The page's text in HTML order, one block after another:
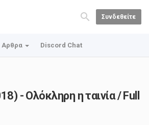
Συνδεθείτε
Αρθρα Discord Chat
- Ολόκληρη η ταινία / Full